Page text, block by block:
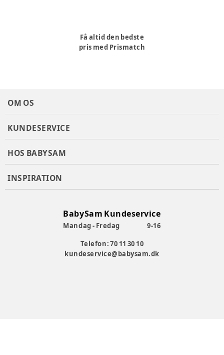
Få altid den bedste
pris med Prismatch
OM OS
KUNDESERVICE
HOS BABYSAM
INSPIRATION
BabySam Kundeservice
Mandag - Fredag
9-16
Telefon: 70 11 30 10
kundeservice@babysam.dk